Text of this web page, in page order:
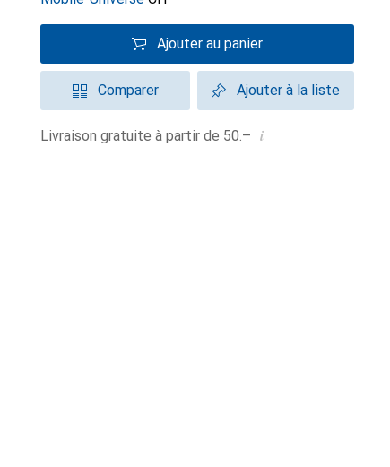
Ajouter au panier
Comparer Ajouter à la liste
Livraison gratuite à partir de 50.– i